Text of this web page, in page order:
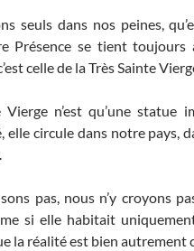
seuls dans nos peines,
Présence se tient
celle de la Très Sainte
n’est qu’une statue
elle circule dans notre pays,
pas, nous n’y croyons
si elle habitait
la réalité est bien autrement